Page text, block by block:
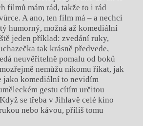
filmů mám rád, takže to i rád
A ano, ten film má – a nechci
humorný, možná až komediální
jeden příklad: zvedání ruky,
tak krásně předvede,
neuvěřitelně pomalu od boků
nemůžu nikomu říkat, jak
jako komediální to nevidím
gestu cítím určitou
se třeba v Jihlavě celé kino
nebo kávou, příliš tomu